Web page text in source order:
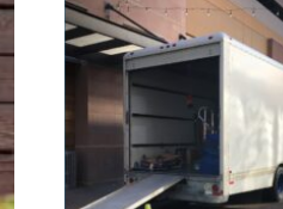
Faxe-området findes der
flere firmaer, der kan
hjælpe, men kvalitet,
responstid og rådgivning
varierer m...